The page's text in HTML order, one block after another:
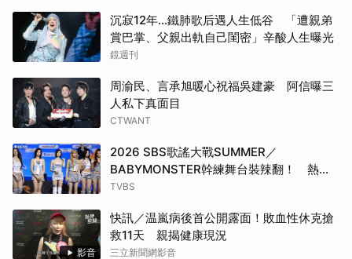
沉寂12年…鐵肺歌后遇人生低谷 「遭親弟
賞巴掌、父親出軌自己閨密」辛酸人生曝光
鏡週刊
周渝民、言承旭暖心祝福吳建豪 阿信曝三
人私下真面目
CTWANT
2026 SBS歌謠大戰SUMMER／
BABYMONSTER幹練舞台裝辣翻！ 熱情
邀舞：跟我們一起跳
TVBS
影音
快訊／温嵐病後首公開露面！敗血性休克搶
救11天 親揭健康現況
三立新聞網影音